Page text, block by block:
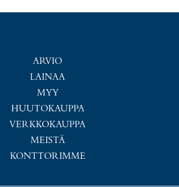
ARVIO
LAINAA
MYY
HUUTOKAUPPA
VERKKOKAUPPA
MEISTÄ
KONTTORIMME